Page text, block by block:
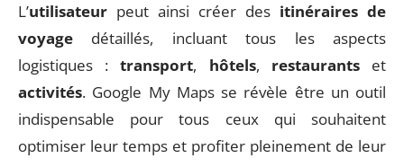
L’utilisateur peut ainsi créer des itinéraires de
voyage détaillés, incluant tous les aspects
logistiques :transport, hôtels, restaurantset
activités. Google My Maps se révèle être un outil
indispensable pour tous ceux qui souhaitent
optimiser leur temps et profiter pleinement de leur